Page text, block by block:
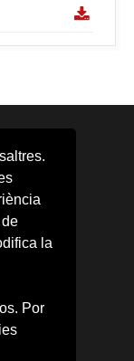
la
Por